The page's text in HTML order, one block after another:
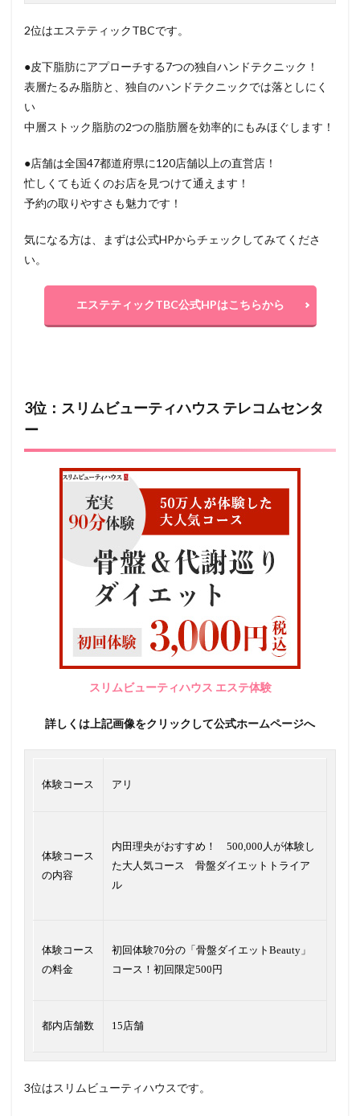
2位はエステティックTBCです。
●皮下脂肪にアプローチする7つの独自ハンドテクニック！
表層たるみ脂肪と、独自のハンドテクニックでは落としにく
い
中層ストック脂肪の2つの脂肪層を効率的にもみほぐします！
●店舗は全国47都道府県に120店舗以上の直営店！
忙しくても近くのお店を見つけて通えます！
予約の取りやすさも魅力です！
気になる方は、まずは公式HPからチェックしてみてくださ
い。
エステティックTBC公式HPはこちらから
3位：スリムビューティハウス テレコムセンタ
ー
スリムビューティハウス エステ体験
詳しくは上記画像をクリックして公式ホームページへ
体験コース アリ
体験コース
の内容
内田理央がおすすめ！ 500,000人が体験し
た大人気コース 骨盤ダイエットトライア
ル
体験コース
の料金
初回体験70分の「骨盤ダイエットBeauty」
コース！初回限定500円
都内店舗数 15店舗
3位はスリムビューティハウスです。